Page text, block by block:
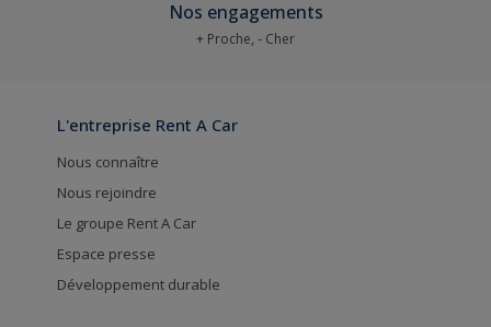
Nos engagements
+ Proche, - Cher
L'entreprise Rent A Car
Nous connaître
Nous rejoindre
Le groupe Rent A Car
Espace presse
Développement durable